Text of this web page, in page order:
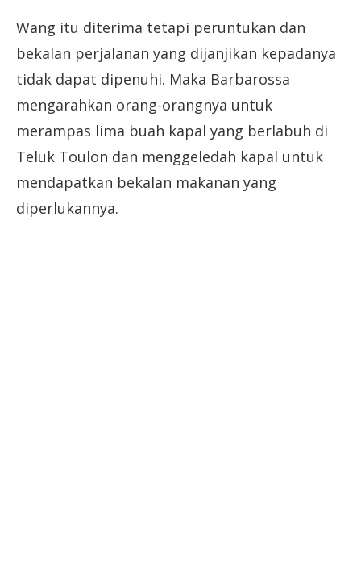
Wang itu diterima tetapi peruntukan dan
bekalan perjalanan yang dijanjikan kepadanya
tidak dapat dipenuhi. Maka Barbarossa
mengarahkan orang-orangnya untuk
merampas lima buah kapal yang berlabuh di
Teluk Toulon dan menggeledah kapal untuk
mendapatkan bekalan makanan yang
diperlukannya.